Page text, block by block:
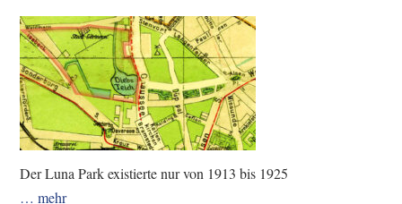
Der Luna Park existierte nur von 1913 bis 1925
… mehr